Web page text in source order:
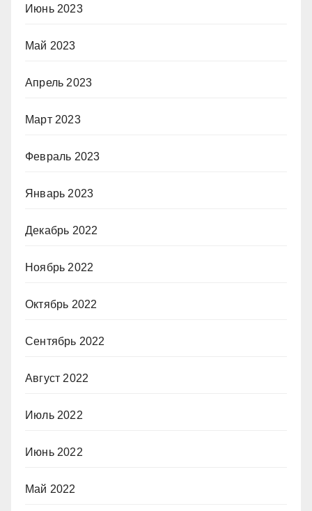
Июнь 2023
Май 2023
Апрель 2023
Март 2023
Февраль 2023
Январь 2023
Декабрь 2022
Ноябрь 2022
Октябрь 2022
Сентябрь 2022
Август 2022
Июль 2022
Июнь 2022
Май 2022